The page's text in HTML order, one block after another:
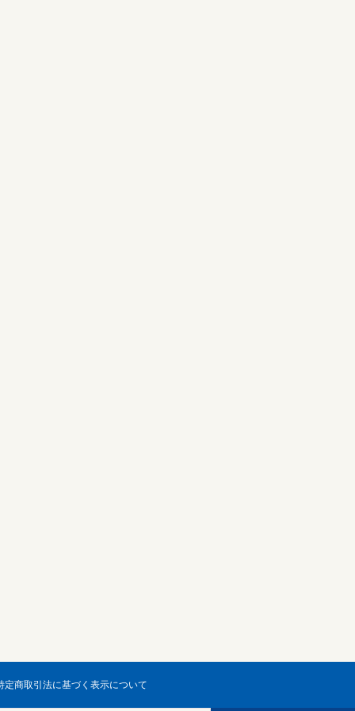
定商取引法に基づく表示について